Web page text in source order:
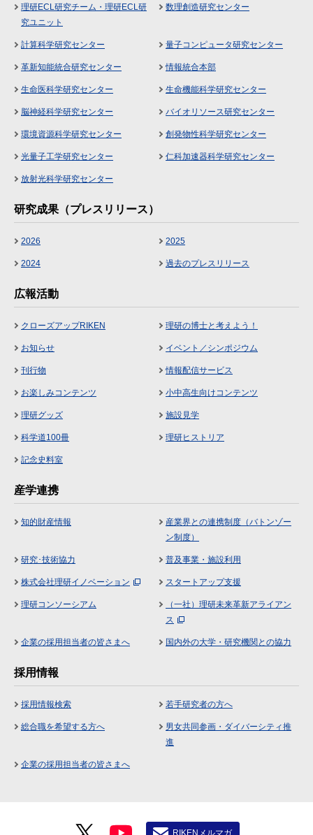
理研ECL研究チーム・理研ECL研
究ユニット
数理創造研究センター
計算科学研究センター 量子コンピュータ研究センター
革新知能統合研究センター 情報統合本部
生命医科学研究センター 生命機能科学研究センター
脳神経科学研究センター バイオリソース研究センター
環境資源科学研究センター 創発物性科学研究センター
光量子工学研究センター 仁科加速器科学研究センター
放射光科学研究センター
研究成果（プレスリリース）
2026 2025
2024 過去のプレスリリース
広報活動
クローズアップRIKEN 理研の博士と考えよう！
お知らせ イベント／シンポジウム
刊行物 情報配信サービス
お楽しみコンテンツ 小中高生向けコンテンツ
理研グッズ 施設見学
科学道100冊 理研ヒストリア
記念史料室
産学連携
知的財産情報
産業界との連携制度（バトンゾー
ン制度）
研究･技術協力 普及事業・施設利用
株式会社理研イノベーション スタートアップ支援
理研コンソーシアム
（一社）理研未来革新アライアン
ス
企業の採用担当者の皆さまへ 国内外の大学・研究機関との協力
採用情報
採用情報検索 若手研究者の方へ
総合職を希望する方へ
男女共同参画・ダイバーシティ推
進
企業の採用担当者の皆さまへ
RIKENメルマガ